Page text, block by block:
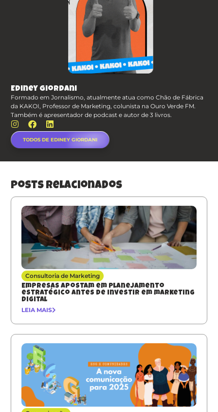
Ediney Giordani
Formado em Jornalismo, atualmente atua como Chão de Fábrica
da KAKOI, Professor de Marketing, colunista na Ouro Verde FM.
Também é apresentador de podcast e autor de 3 livros.
TODOS DE EDINEY GIORDANI
posts relacionados
Consultoria de Marketing
Empresas apostam em planejamento
estratégico antes de investir em marketing
digital
LEIA MAIS